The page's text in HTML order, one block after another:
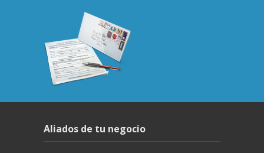
Aliados de tu negocio